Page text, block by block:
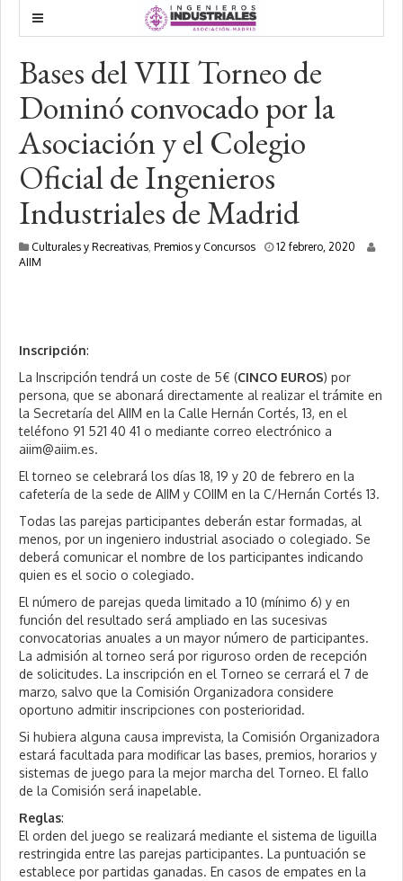
Bases del VIII Torneo de
Dominó convocado por la
Asociación y el Colegio
Oficial de Ingenieros
Industriales de Madrid
Culturales y Recreativas, Premios y Concursos 12 febrero, 2020
2
AIIM
Inscripción:
La Inscripción tendrá un coste de 5€ (CINCO EUROS) por
persona, que se abonará directamente al realizar el trámite en
la Secretaría del AIIM en la Calle Hernán Cortés, 13, en el
teléfono 91 521 40 41 o mediante correo electrónico a
aiim@aiim.es.
El torneo se celebrará los días 18, 19 y 20 de febrero en la
cafetería de la sede de AIIM y COIIM en la C/Hernán Cortés 13.
Todas las parejas participantes deberán estar formadas, al
menos, por un ingeniero industrial asociado o colegiado. Se
deberá comunicar el nombre de los participantes indicando
quien es el socio o colegiado.
El número de parejas queda limitado a 10 (mínimo 6) y en
función del resultado será ampliado en las sucesivas
convocatorias anuales a un mayor número de participantes.
La admisión al torneo será por riguroso orden de recepción
de solicitudes. La inscripción en el Torneo se cerrará el 7 de
marzo, salvo que la Comisión Organizadora considere
oportuno admitir inscripciones con posterioridad.
Si hubiera alguna causa imprevista, la Comisión Organizadora
estará facultada para modificar las bases, premios, horarios y
sistemas de juego para la mejor marcha del Torneo. El fallo
de la Comisión será inapelable.
Reglas:
El orden del juego se realizará mediante el sistema de liguilla
restringida entre las parejas participantes. La puntuación se
establece por partidas ganadas. En casos de empates en la